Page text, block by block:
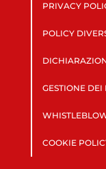
PRIVACY
POLICY
GESTIONE DEI
COOKIE